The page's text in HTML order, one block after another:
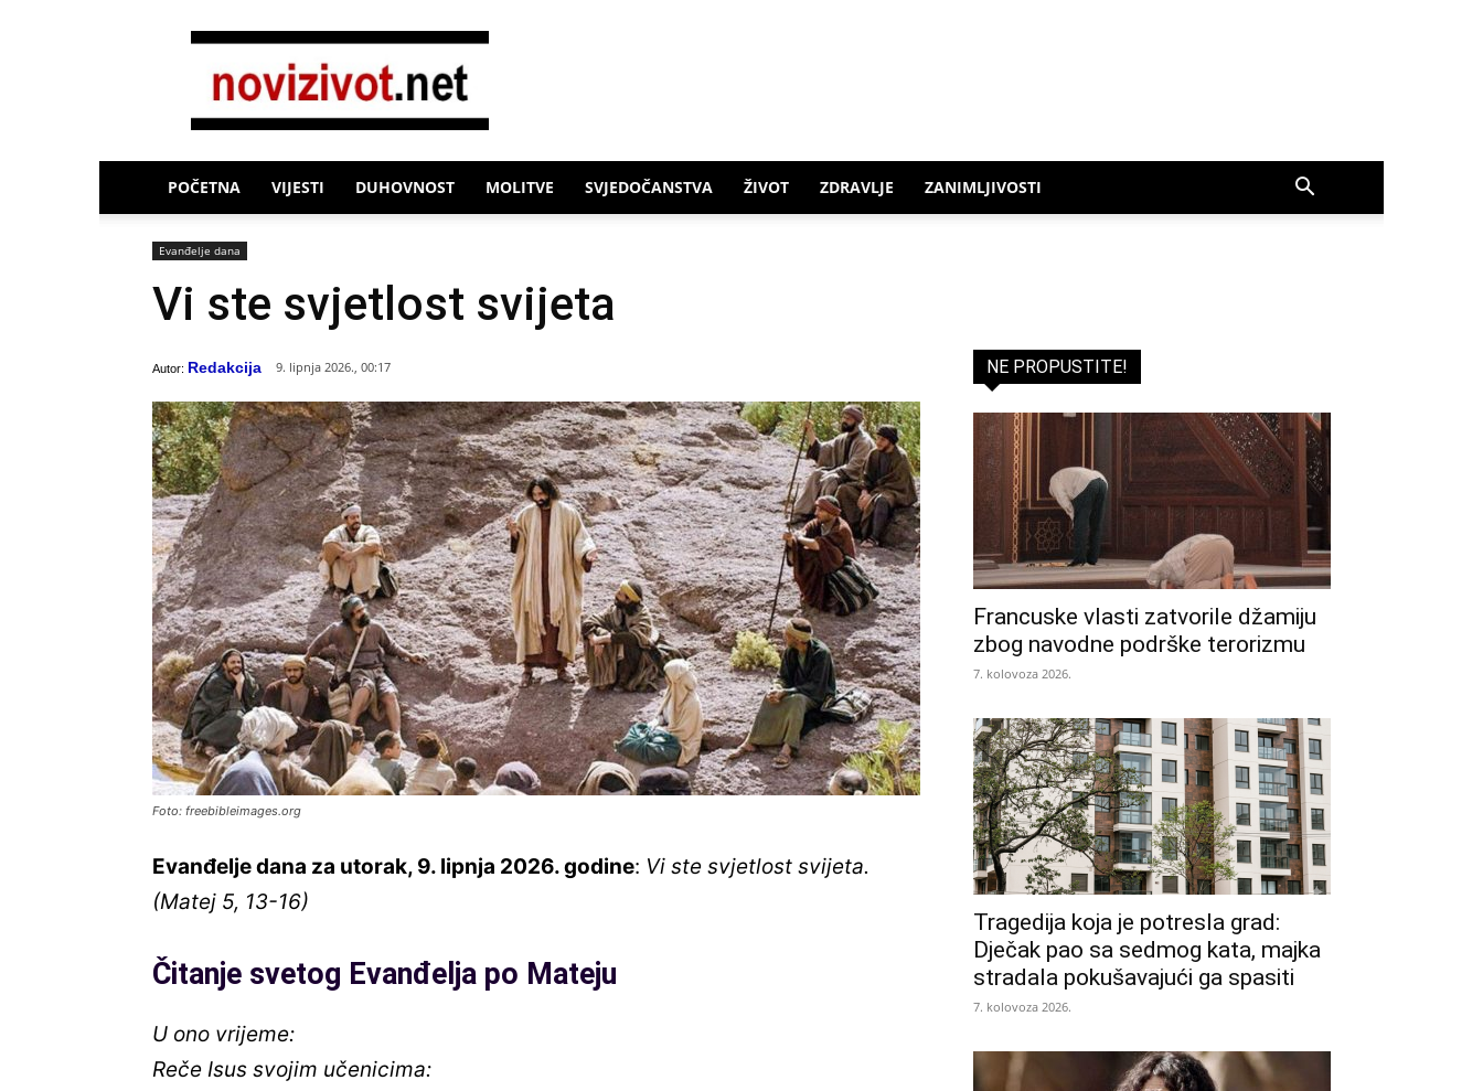
Novi
POČETNA VIJESTI DUHOVNOST MOLITVE SVJEDOČANSTVA ŽIVOT ZDRAVLJE ZANIMLJIVOSTI
Evanđelje dana
Vi ste svjetlost svijeta
Autor: Redakcija 9. lipnja 2026., 00:17
Foto: freebibleimages.org
Evanđelje dana za utorak, 9. lipnja 2026. godine: Vi ste svjetlost svijeta.
(Matej 5, 13-16)
Čitanje svetog Evanđelja po Mateju
U ono vrijeme:
Reče Isus svojim učenicima:
NE PROPUSTITE!
Francuske vlasti zatvorile džamiju
zbog navodne podrške terorizmu
7. kolovoza 2026.
Tragedija koja je potresla grad:
Dječak pao sa sedmog kata, majka
stradala pokušavajući ga spasiti
7. kolovoza 2026.